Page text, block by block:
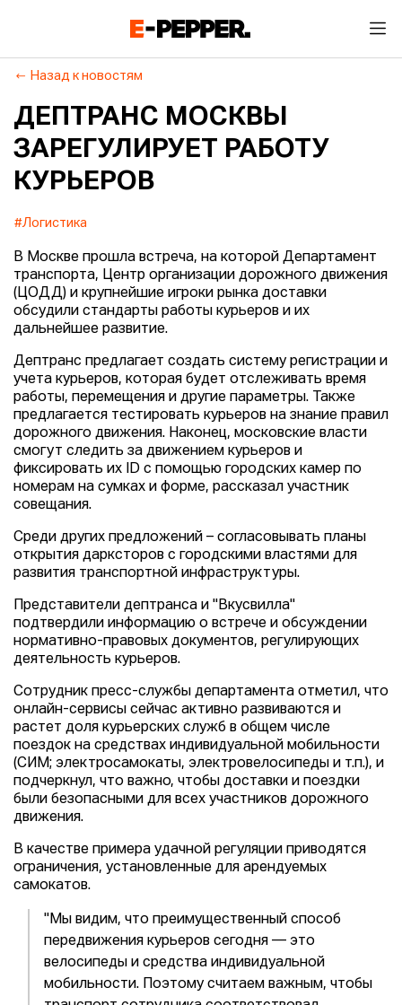
Назад к новостям
ДЕПТРАНС МОСКВЫ
ЗАРЕГУЛИРУЕТ РАБОТУ
КУРЬЕРОВ
#Логистика
В Москве прошла встреча, на которой Департамент
транспорта, Центр организации дорожного движения
(ЦОДД) и крупнейшие игроки рынка доставки
обсудили стандарты работы курьеров и их
дальнейшее развитие.
Дептранс предлагает создать систему регистрации и
учета курьеров, которая будет отслеживать время
работы, перемещения и другие параметры. Также
предлагается тестировать курьеров на знание правил
дорожного движения. Наконец, московские власти
смогут следить за движением курьеров и
фиксировать их ID с помощью городских камер по
номерам на сумках и форме, рассказал участник
совещания.
Среди других предложений – согласовывать планы
открытия дарксторов с городскими властями для
развития транспортной инфраструктуры.
Представители дептранса и "Вкусвилла"
подтвердили информацию о встрече и обсуждении
нормативно-правовых документов, регулирующих
деятельность курьеров.
Сотрудник пресс-службы департамента отметил, что
онлайн-сервисы сейчас активно развиваются и
растет доля курьерских служб в общем числе
поездок на средствах индивидуальной мобильности
(СИМ; электросамокаты, электровелосипеды и т.п.), и
подчеркнул, что важно, чтобы доставки и поездки
были безопасными для всех участников дорожного
движения.
В качестве примера удачной регуляции приводятся
ограничения, установленные для арендуемых
самокатов.
"Мы видим, что преимущественный способ
передвижения курьеров сегодня — это
велосипеды и средства индивидуальной
мобильности. Поэтому считаем важным, чтобы